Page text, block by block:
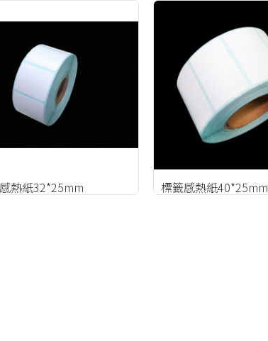
熱紙32*25mm 標籤感熱紙40*25mm